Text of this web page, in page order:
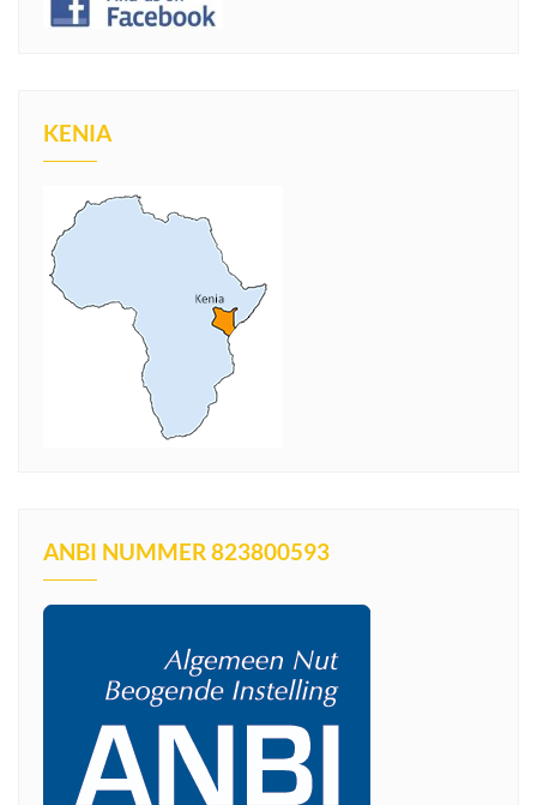
KENIA
ANBI NUMMER 823800593